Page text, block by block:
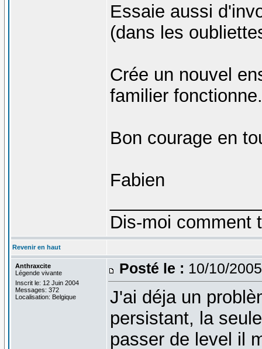
Essaie aussi
(dans les
Crée un nouvel
familier
Bon courage en
Fabien
Dis-moi comment
Revenir en haut
Anthraxcite
Légende vivante
Inscrit le: 12 Juin 2004
Messages: 372
Localisation: Belgique
Posté le : 10/10/
J'ai déja un
persistant, la
passer de level il